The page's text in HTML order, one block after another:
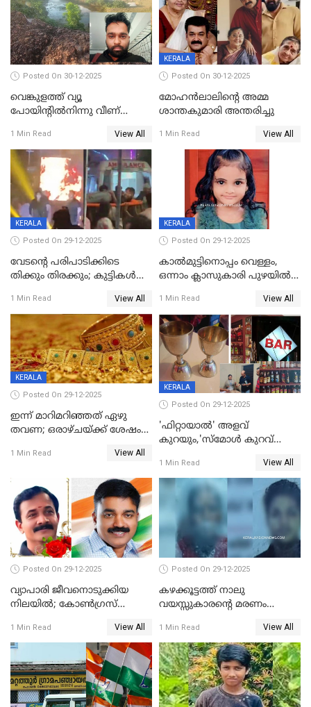
Posted On 30-12-2025
വെങ്കുളത്ത് വ്യൂ
പോയിന്റിൽനിന്നു വീണ്
1 Min Read View All
KERALA
Posted On 30-12-2025
മോഹന്‍ലാലിന്‍റെ അമ്മ
ശാന്തകുമാരി അന്തരിച്ചു
1 Min Read View All
KERALA
Posted On 29-12-2025
വേടന്റെ പരിപാടിക്കിടെ
തിക്കും തിരക്കും; കുട്ടികള്‍
പരിക്ക്; പാളം മറികടന്ന
യുവാവ് ട്രെയിന്‍ തട്ടി മരിച്ചു
1 Min Read View All
KERALA
Posted On 29-12-2025
കാൽമുട്ടിനൊപ്പം വെള്ളം,
ഒന്നാം ക്ലാസുകാരി പുഴയിൽ
കുട്ടികൾക്കൊപ്പം
കളിക്കുന്നതിനിടെ
1 Min Read View All
KERALA
Posted On 29-12-2025
ഇന്ന് മാറിമറിഞ്ഞത് ഏഴു
തവണ; ഒരാഴ്ചയ്ക്ക് ശേഷം
1 Min Read View All
KERALA
Posted On 29-12-2025
'ഫിറ്റായാൽ' അളവ്
കുറയും,'സ്‌മോൾ കുറവ്
പിഴ
1 Min Read View All
Posted On 29-12-2025
വ്യാപാരി ജീവനൊടുക്കിയ
നിലയില്‍; കോണ്‍ഗ്രസ്
മാനസികപീഡനമെന്ന് കുറിപ്പ്
1 Min Read View All
Posted On 29-12-2025
കഴക്കൂട്ടത്ത് നാലു
വയസ്സുകാരന്റെ മരണം
സുഹൃത്തും പൊലീസ്
കസ്റ്റഡിയിൽ
1 Min Read View All